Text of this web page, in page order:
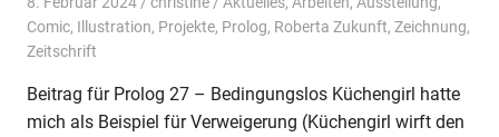
Comic, Illustration, Projekte, Prolog, Roberta Zukunft, Zeichnung,
Zeitschrift
Beitrag für Prolog 27 – Bedingungslos Küchengirl hatte
mich als Beispiel für Verweigerung (Küchengirl wirft den